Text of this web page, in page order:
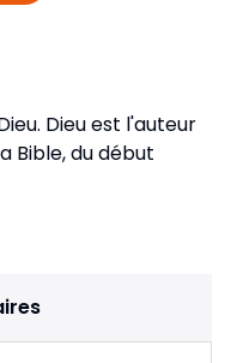
Dieu est l'auteur
Bible, du début